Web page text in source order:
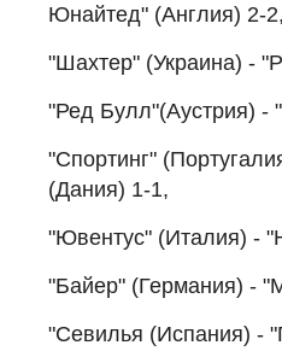
Юнайтед" (Англия) 2-2,
"Шахтер" (Украина) -
"Ред Булл"(Аустрия) -
"Спортинг"
(Дания) 1-1,
"Ювентус" (Италия) -
"Байер" (Германия) -
"Севилья (Испания) -